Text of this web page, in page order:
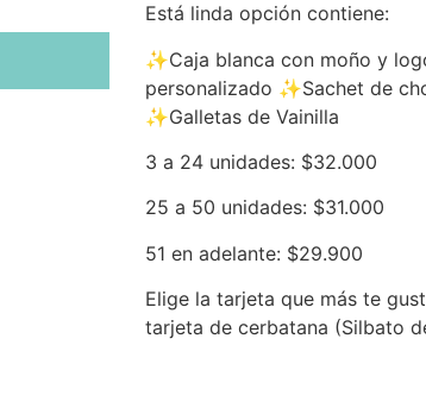
Está linda opción contiene:
✨Caja blanca con moño y
personalizado ✨Sachet de
✨Galletas de Vainilla
3 a 24 unidades: $32.000
25 a 50 unidades: $31.000
51 en adelante: $29.900
Elige la tarjeta que más te
tarjeta de cerbatana (Silbato